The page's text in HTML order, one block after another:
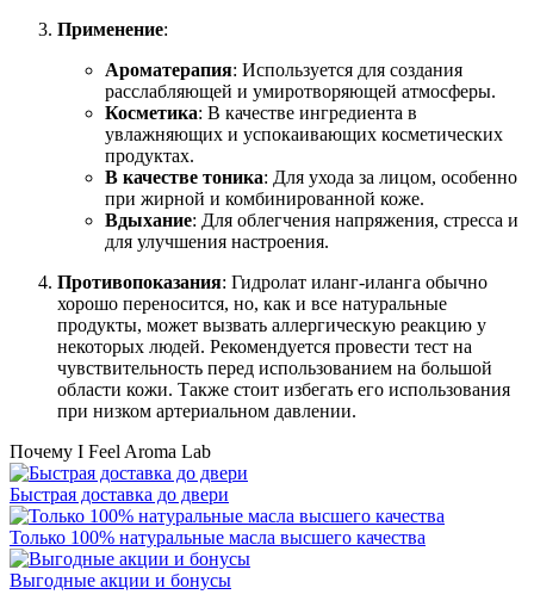
Применение:
Ароматерапия: Используется для создания
расслабляющей и умиротворяющей атмосферы.
Косметика: В качестве ингредиента в
увлажняющих и успокаивающих косметических
продуктах.
В качестве тоника: Для ухода за лицом, особенно
при жирной и комбинированной коже.
Вдыхание: Для облегчения напряжения, стресса и
для улучшения настроения.
Противопоказания: Гидролат иланг-иланга обычно
хорошо переносится, но, как и все натуральные
продукты, может вызвать аллергическую реакцию у
некоторых людей. Рекомендуется провести тест на
чувствительность перед использованием на большой
области кожи. Также стоит избегать его использования
при низком артериальном давлении.
Почему I Feel Aroma Lab
Быстрая доставка до двери
Только 100% натуральные масла высшего качества
Выгодные акции и бонусы